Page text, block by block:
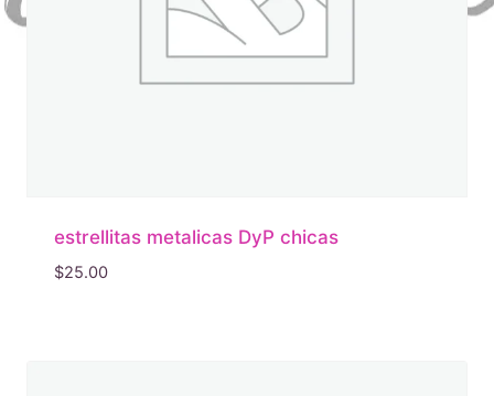
estrellitas metalicas DyP chicas
$25.00